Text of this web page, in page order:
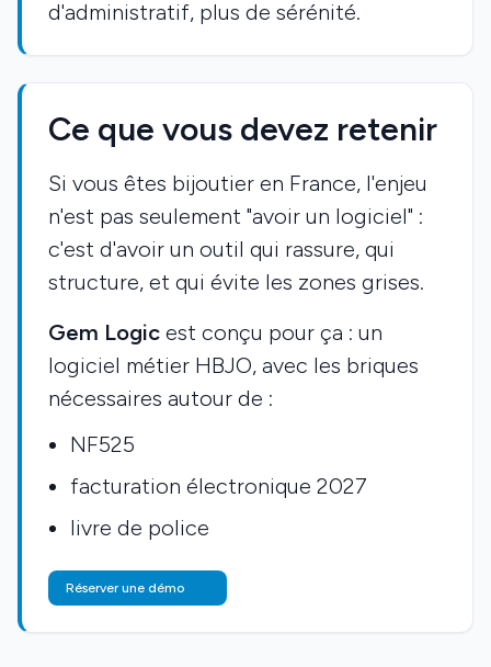
d'administratif, plus de sérénité.
Ce que vous devez retenir
Si vous êtes bijoutier en France, l'enjeu
n'est pas seulement "avoir un logiciel" :
c'est d'avoir un outil qui rassure, qui
structure, et qui évite les zones grises.
Gem Logic est conçu pour ça : un
logiciel métier HBJO, avec les briques
nécessaires autour de :
NF525
facturation électronique 2027
livre de police
Réserver une démo